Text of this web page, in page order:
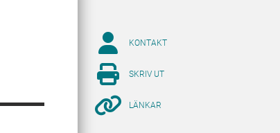
KONTAKT
SKRIV UT
LÄNKAR